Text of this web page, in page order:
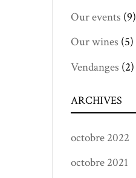
Our events (9)
Our wines (5)
Vendanges (2)
ARCHIVES
octobre 2022
octobre 2021